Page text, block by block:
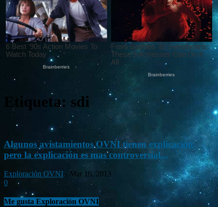
Etiqueta: sdi
Algunos avistamientos OVNI tienen explicación,
pero la explicación es mas controversial...
Exploración OVNI - Mar 10, 2013
0
Me gusta Exploración OVNI